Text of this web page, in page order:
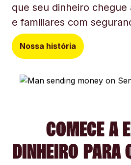
que seu dinheiro chegue
e familiares com
Nossa história
COMECE A
DINHEIRO PARA